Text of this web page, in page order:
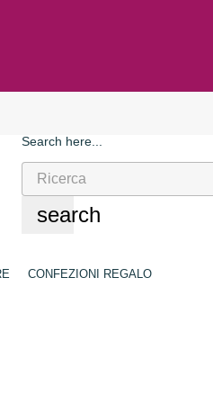
Search here...
search
CONFEZIONI REGALO